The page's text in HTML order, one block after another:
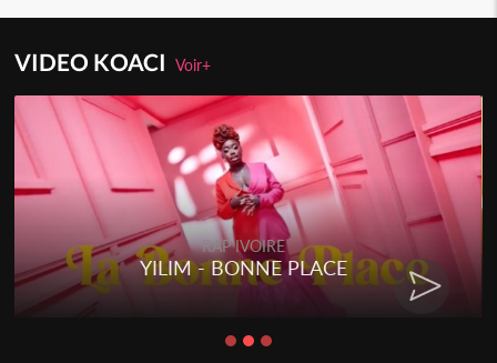
VIDEO KOACIVoir+
RAP IVOIRE
RENARD BARAKISSA - DOS DE
CHAT